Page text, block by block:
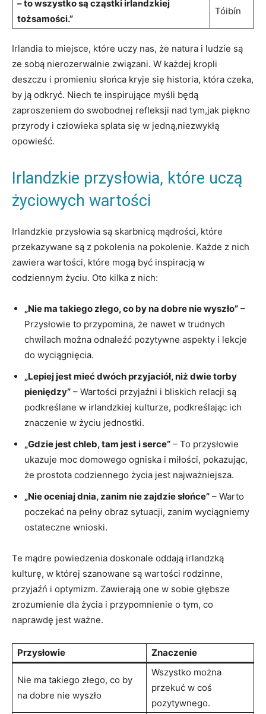
– to wszystko są cząstki irlandzkiej
tożsamości.”
Tóibín
Irlandia to miejsce, które uczy nas, że natura i ludzie są
ze sobą nierozerwalnie związani. W każdej kropli
deszczu i promieniu słońca kryje się historia, która czeka,
by ją odkryć. Niech te inspirujące myśli będą
zaproszeniem do swobodnej refleksji nad tym,jak piękno
przyrody i człowieka splata się w jedną,niezwykłą
opowieść.
Irlandzkie przysłowia, które uczą
życiowych wartości
Irlandzkie przysłowia są skarbnicą mądrości, które
przekazywane są z pokolenia na pokolenie. Każde z nich
zawiera wartości, które mogą być inspiracją w
codziennym życiu. Oto kilka z nich:
„Nie ma takiego złego, co by na dobre nie wyszło” –
Przysłowie to przypomina, że nawet w trudnych
chwilach można odnaleźć pozytywne aspekty i lekcje
do wyciągnięcia.
„Lepiej jest mieć dwóch przyjaciół, niż dwie torby
pieniędzy” – Wartości przyjaźni i bliskich relacji są
podkreślane w irlandzkiej kulturze, podkreślając ich
znaczenie w życiu jednostki.
„Gdzie jest chleb, tam jest i serce” – To przysłowie
ukazuje moc domowego ogniska i miłości, pokazując,
że prostota codziennego życia jest najważniejsza.
„Nie oceniaj dnia, zanim nie zajdzie słońce” – Warto
poczekać na pełny obraz sytuacji, zanim wyciągniemy
ostateczne wnioski.
Te mądre powiedzenia doskonale oddają irlandzką
kulturę, w której szanowane są wartości rodzinne,
przyjaźń i optymizm. Zawierają one w sobie głębsze
zrozumienie dla życia i przypomnienie o tym, co
naprawdę jest ważne.
Przysłowie Znaczenie
Nie ma takiego złego, co by
na dobre nie wyszło
Wszystko można
przekuć w coś
pozytywnego.